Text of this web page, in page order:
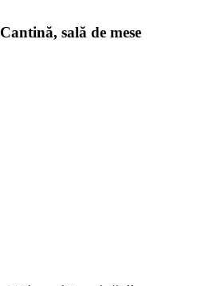
Cantină, sală de mese